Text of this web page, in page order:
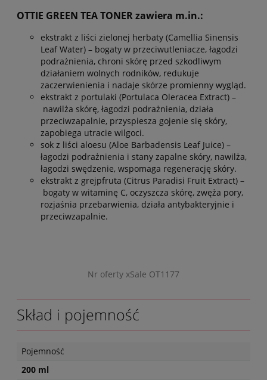
OTTIE GREEN TEA TONER zawiera m.in.:
ekstrakt z liści zielonej herbaty (Camellia Sinensis
Leaf Water) – bogaty w przeciwutleniacze, łagodzi
podrażnienia, chroni skórę przed szkodliwym
działaniem wolnych rodników, redukuje
zaczerwienienia i nadaje skórze promienny wygląd.
ekstrakt z portulaki (Portulaca Oleracea Extract) –
nawilża skórę, łagodzi podrażnienia, działa
przeciwzapalnie, przyspiesza gojenie się skóry,
zapobiega utracie wilgoci.
sok z liści aloesu (Aloe Barbadensis Leaf Juice) –
łagodzi podrażnienia i stany zapalne skóry, nawilża,
łagodzi swędzenie, wspomaga regenerację skóry.
ekstrakt z grejpfruta (Citrus Paradisi Fruit Extract) –
bogaty w witaminę C, oczyszcza skórę, zwęża pory,
rozjaśnia przebarwienia, działa antybakteryjnie i
przeciwzapalnie.
Nr oferty xSale OT1177
Skład i pojemność
Pojemność
200 ml